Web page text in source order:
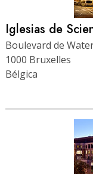
Iglesias de
Boulevard de
1000 Bruxelles
Bélgica